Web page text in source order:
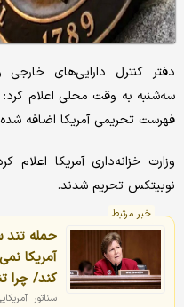
دفتر کنترل دارایی‌های خارجی
سه‌شنبه به وقت محلی اعلام کرد:
فهرست تحریمی آمریکا اضافه
وزارت خزانه‌داری آمریکا اعلام
نوبیتکس تحریم شدند.
خبر مرتبط
حمله تند
آمریکا
کند/ چرا
سناتور